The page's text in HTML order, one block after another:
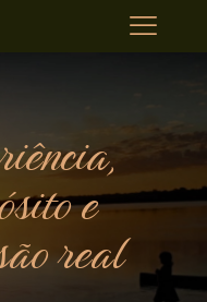
e
real